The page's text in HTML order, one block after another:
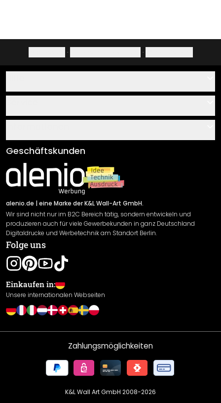
· ·
Über uns
Klebe- und Montageanleitungen
Newsletter An-/Abmeldung
Sendungsverfolgung
AGB
Impressum
Versand & Zahlung
Rücksendung
Widerrufsrecht
Datenschutzerklärung
Gewährleistung
Leistungserklärung / CE-Zeichen
Cookie Einstellungen
Geschäftskunden
alenio.de | eine Marke der K&L Wall-Art GmbH.
Wir sind nicht nur im B2C Bereich tätig, sondern entwickeln und
produzieren auch für viele Gewerbekunden in ganz Deutschland
Digitaldrucke und Werbetechnik am Standort Berlin.
Folge uns
Einkaufen in:
Unsere internationalen Webseiten
Zahlungsmöglichkeiten
K&L Wall Art GmbH 2008-2026